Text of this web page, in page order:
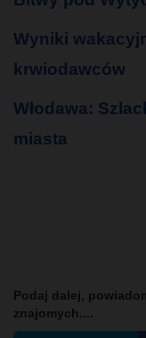
Wyniki
krwiodawców
Włodawa:
miasta
Podaj dalej,
znajomych....